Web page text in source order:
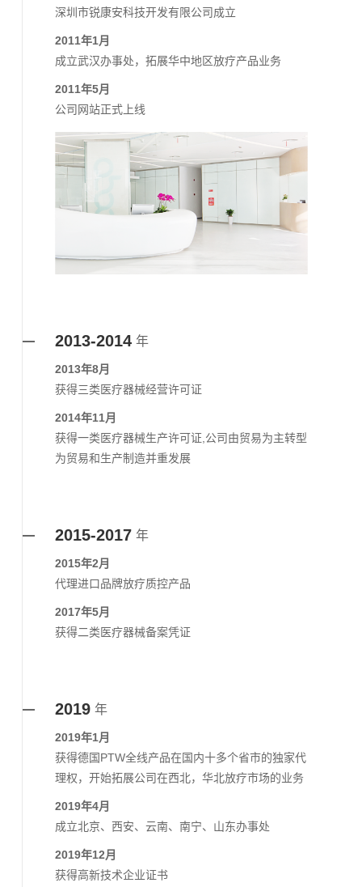
深圳市锐康安科技开发有限公司成立
2011年1月
成立武汉办事处，拓展华中地区放疗产品业务
2011年5月
公司网站正式上线
2013-2014 年
2013年8月
获得三类医疗器械经营许可证
2014年11月
获得一类医疗器械生产许可证,公司由贸易为主转型
为贸易和生产制造并重发展
2015-2017 年
2015年2月
代理进口品牌放疗质控产品
2017年5月
获得二类医疗器械备案凭证
2019 年
2019年1月
获得德国PTW全线产品在国内十多个省市的独家代
理权，开始拓展公司在西北，华北放疗市场的业务
2019年4月
成立北京、西安、云南、南宁、山东办事处
2019年12月
获得高新技术企业证书